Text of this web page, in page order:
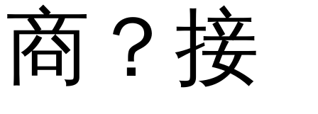
商？接